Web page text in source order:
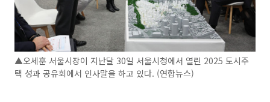
▲오세훈 서울시장이 지난달 30일 서울시청에서 열린 2025 도시주
택 성과 공유회에서 인사말을 하고 있다. (연합뉴스)